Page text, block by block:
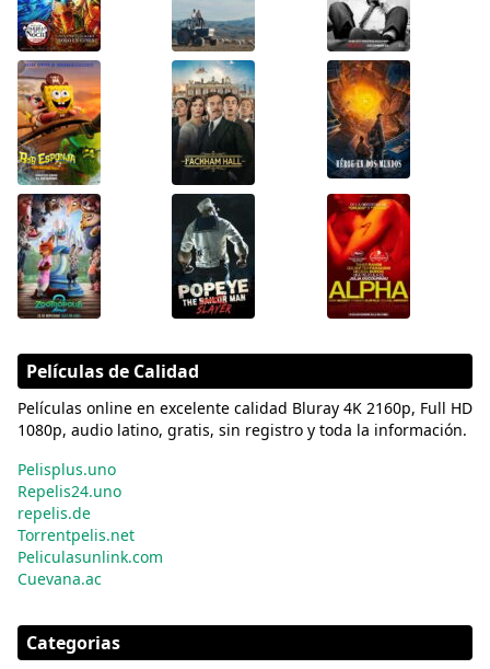
Películas de Calidad
Películas online en excelente calidad Bluray 4K 2160p, Full HD
1080p, audio latino, gratis, sin registro y toda la información.
Pelisplus.uno
Repelis24.uno
repelis.de
Torrentpelis.net
Peliculasunlink.com
Cuevana.ac
Categorias